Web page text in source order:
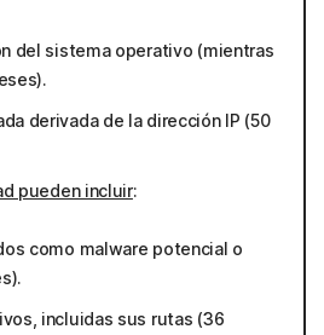
del sistema operativo (mientras
derivada de la dirección IP (50
pueden incluir:
como malware potencial o
incluidas sus rutas (36